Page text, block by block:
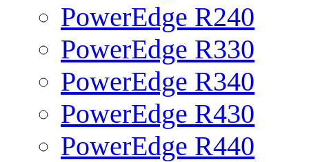
PowerEdge R240
PowerEdge R330
PowerEdge R340
PowerEdge R430
PowerEdge R440